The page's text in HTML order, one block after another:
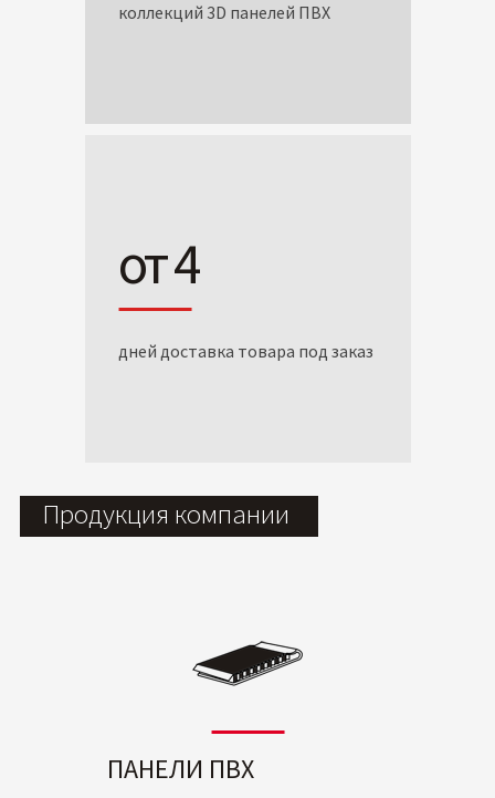
коллекций 3D панелей ПВХ
от 4
дней доставка товара под заказ
Продукция компании
ПАНЕЛИ ПВХ